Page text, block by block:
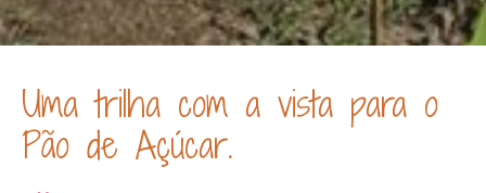
Uma trilha com a vista para o
Pão de Açúcar.